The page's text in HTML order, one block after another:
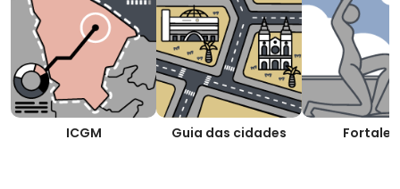
ICGM Guia das cidades